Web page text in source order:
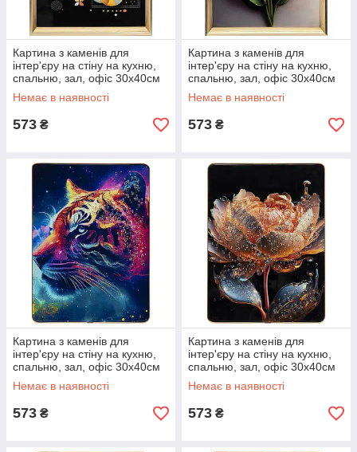
Картина з каменів для
інтер'єру на стіну на кухню,
спальню, зал, офіс 30х40см
«Метелик №-1»
Немає в наявності
573 ₴
Картина з каменів для
інтер'єру на стіну на кухню,
спальню, зал, офіс 30х40см
«Квіти кали»
Немає в наявності
573 ₴
Картина з каменів для
інтер'єру на стіну на кухню,
спальню, зал, офіс 30х40см
«Тигр»
Немає в наявності
573 ₴
Картина з каменів для
інтер'єру на стіну на кухню,
спальню, зал, офіс 30х40см
«Півонія»
Немає в наявності
573 ₴